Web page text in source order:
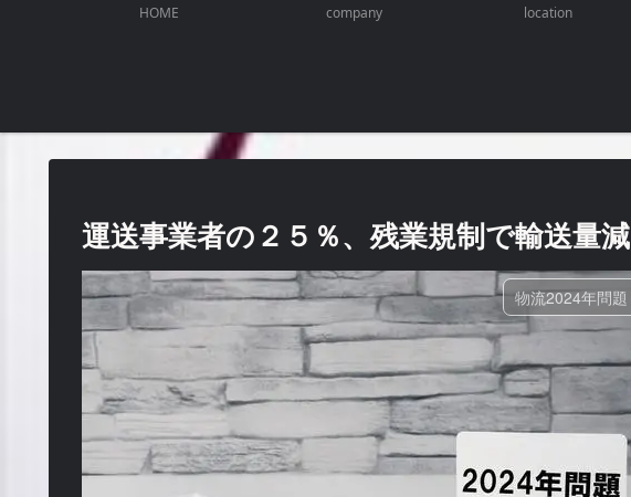
HOME company location
運送事業者の２５％、残業規制で輸送量減
物流2024年問題